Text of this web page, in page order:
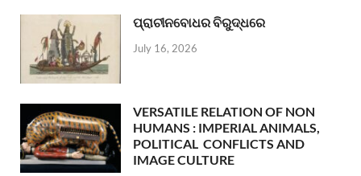
ପ୍ରାଚୀନବୋଧର ବିରୁଦ୍ଧରେ
July 16, 2026
VERSATILE RELATION OF NON
HUMANS : IMPERIAL ANIMALS,
POLITICAL CONFLICTS AND
IMAGE CULTURE